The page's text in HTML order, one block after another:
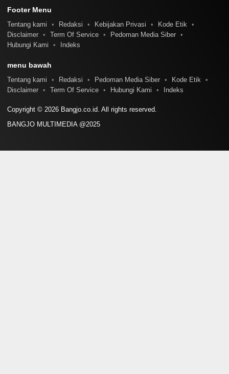
Footer Menu
Tentang kami Redaksi Kebijakan Privasi
Kode Etik
Disclaimer
Term Of Service
Pedoman Media Siber
Hubungi Kami
Indeks
menu bawah
Tentang kami Redaksi Pedoman Media Siber
Kode Etik
Disclaimer
Term Of Service Hubungi Kami Indeks
Copyright © 2026 Bangjo.co.id. All rights reserved.
BANGJO MULTIMEDIA @2025